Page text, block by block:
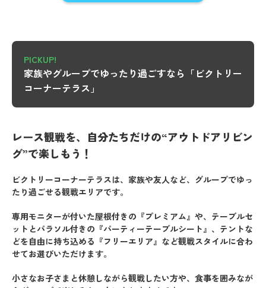
PICKUP!
家族やグループでゆったり過ごすなら「ビクトリー
コーナーテラス」
レース観戦を、自分たちだけの“アウトドアリビン
グ”で楽しもう！
ビクトリーコーナーテラスは、家族や友人など、グループでゆっ
たり過ごせる観戦エリアです。
専用モニターが付いた屋根付きの『プレミアム』や、テーブルセ
ットとパラソル付きの『パーティーテーブルシート』、テントな
どを自由に持ち込める『フリーエリア』など観戦スタイルに合わ
せてお選びいただけます。
小さなお子さまと休憩しながら観戦したい方や、食事を囲みなが